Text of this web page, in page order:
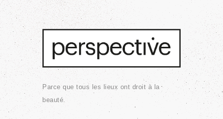
Parce que tous les lieux ont droit à la
beauté.